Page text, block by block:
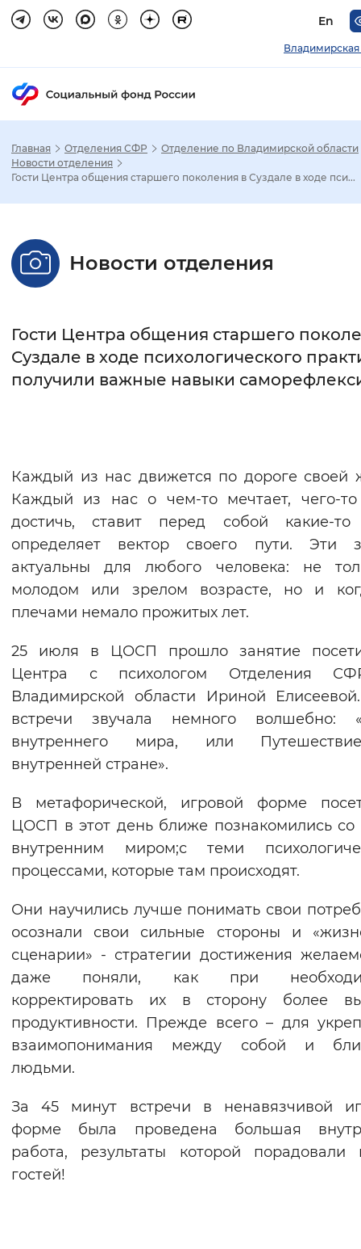
En
Владимирская
Настройка режима отображения
Стандартный Увеличенный
Интервал между буквами
Монохромный Инверсивный
Синий фон
Изображения
Включены Выключены
Звуковой ассистент
Воспроизвести Остановить
Вернуть стандартные настройки
Главная Отделения СФР
Отделение по Владимирской области
Новости отделения
Гости Центра общения старшего поколения в Суздале в ходе пси...
Новости отделения
Гости Центра общения старшего
Суздале в ходе психологического
получили важные навыки
Каждый из нас движется по дороге своей
Каждый из нас о чем-то мечтает, чего-то
достичь, ставит перед собой какие-то
определяет вектор своего пути. Эти
актуальны для любого человека: не
молодом или зрелом возрасте, но и
плечами немало прожитых лет.
25 июля в ЦОСП прошло занятие
Центра с психологом Отделения
Владимирской области Ириной
встречи звучала немного волшебно:
внутреннего мира, или
внутренней стране».
В метафорической, игровой форме
ЦОСП в этот день ближе познакомились со
внутренним миром;с теми
процессами, которые там происходят.
Они научились лучше понимать свои
осознали свои сильные стороны и
сценарии» - стратегии достижения
даже поняли, как при
корректировать их в сторону более
продуктивности. Прежде всего – для
взаимопонимания между собой и
людьми.
За 45 минут встречи в ненавязчивой
форме была проведена большая
работа, результаты которой порадовали
гостей!